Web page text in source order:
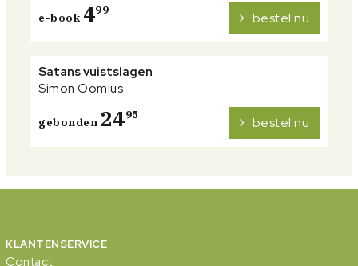
e-book 499 bestel nu
Satans vuistslagen
Simon Oomius
gebonden 2495 bestel nu
KLANTENSERVICE
Contact